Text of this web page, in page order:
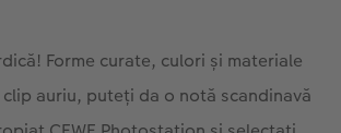
Forme curate, culori și materiale
auriu, puteți da o notă scandinavă